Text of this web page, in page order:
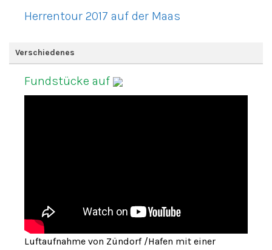
Herrentour 2017 auf der Maas
Verschiedenes
Fundstücke auf
Luftaufnahme von Zündorf /Hafen mit einer